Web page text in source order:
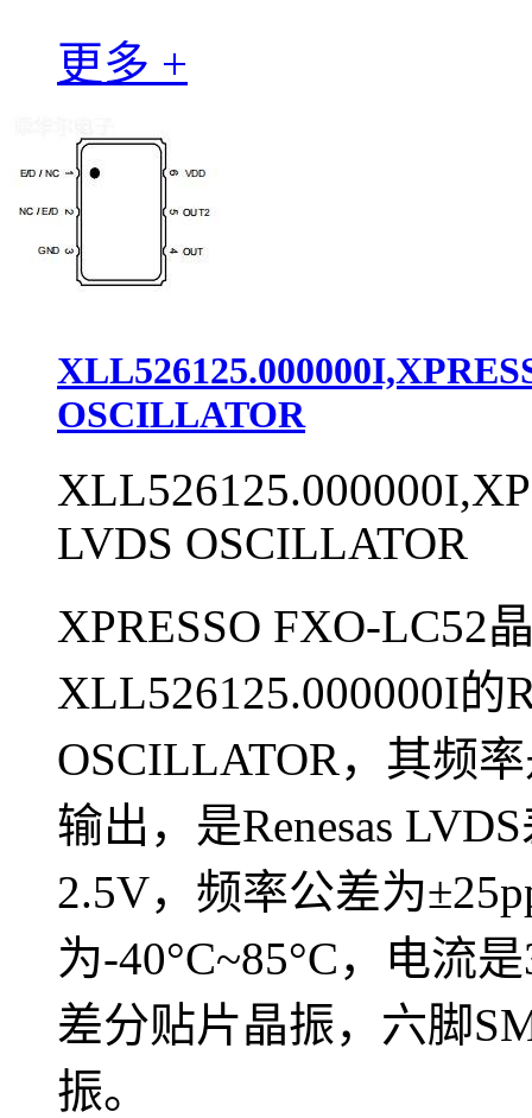
更多 +
OSCILLATOR
LVDS OSCILLATOR
XPRESSO FXO-LC52
XLL526125.000000I的
OSCILLATOR，其频
输出，是Renesas
2.5V，频率公差为
为-40°C~85°C，电流
差分贴片晶振，六脚
振。